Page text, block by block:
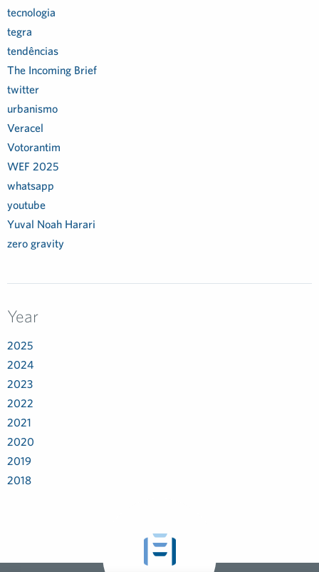
tecnologia
tegra
tendências
The Incoming Brief
twitter
urbanismo
Veracel
Votorantim
WEF 2025
whatsapp
youtube
Yuval Noah Harari
zero gravity
Year
2025
2024
2023
2022
2021
2020
2019
2018